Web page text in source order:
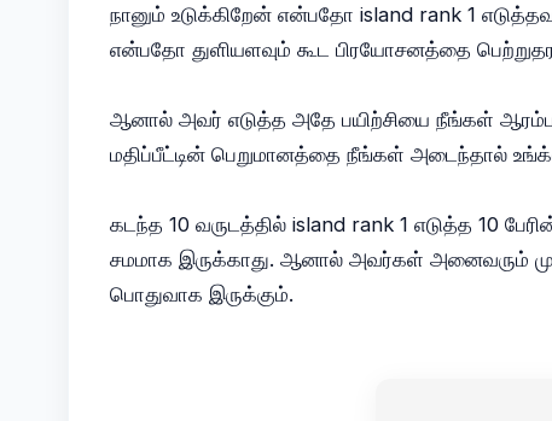
நானும் உடுக்கிறேன் என்பதோ island rank 1
என்பதோ துளியளவும் கூட பிரயோசனத்தை
ஆனால் அவர் எடுத்த அதே பயிற்சியை நீங்கள்
மதிப்பீட்டின் பெறுமானத்தை நீங்கள் அடைந்தால்
கடந்த 10 வருடத்தில் island rank 1 எடுத்த 10
சமமாக இருக்காது. ஆனால் அவர்கள் அனைவரும்
பொதுவாக இருக்கும்.